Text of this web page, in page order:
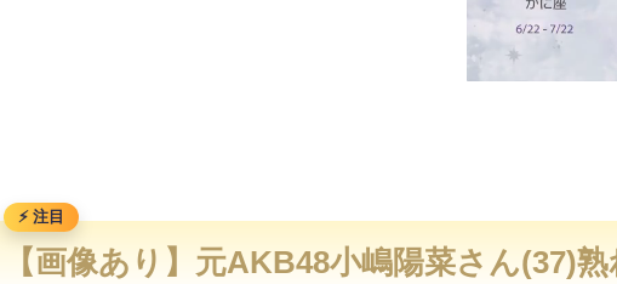
【画像あり】元AKB48小嶋陽菜さん(37)熟